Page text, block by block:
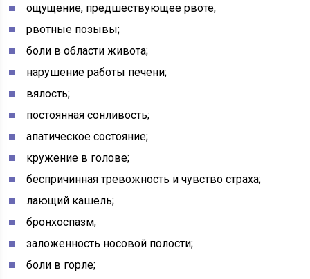
ощущение, предшествующее рвоте;
рвотные позывы;
боли в области живота;
нарушение работы печени;
вялость;
постоянная сонливость;
апатическое состояние;
кружение в голове;
беспричинная тревожность и чувство страха;
лающий кашель;
бронхоспазм;
заложенность носовой полости;
боли в горле;